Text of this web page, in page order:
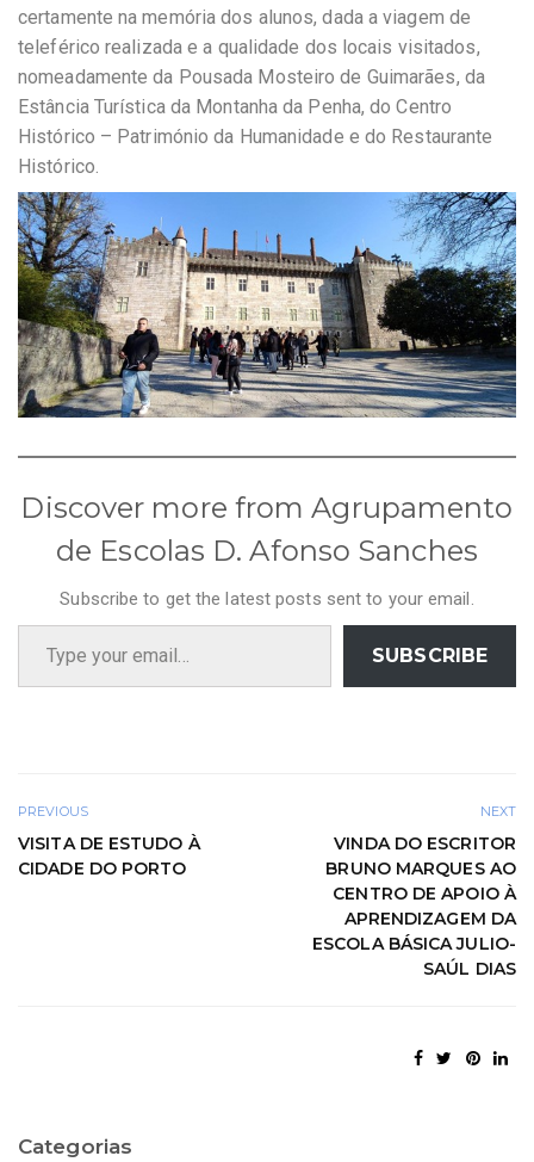
certamente na memória dos alunos, dada a viagem de
teleférico realizada e a qualidade dos locais visitados,
nomeadamente da Pousada Mosteiro de Guimarães, da
Estância Turística da Montanha da Penha, do Centro
Histórico – Património da Humanidade e do Restaurante
Histórico.
Discover more from Agrupamento
de Escolas D. Afonso Sanches
Subscribe to get the latest posts sent to your email.
Type your email…
SUBSCRIBE
PREVIOUS
VISITA DE ESTUDO À
CIDADE DO PORTO
NEXT
VINDA DO ESCRITOR
BRUNO MARQUES AO
CENTRO DE APOIO À
APRENDIZAGEM DA
ESCOLA BÁSICA JULIO-
SAÚL DIAS
Categorias